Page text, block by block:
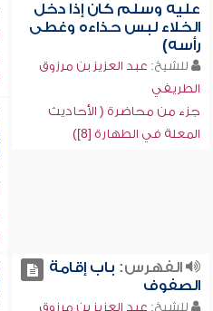
عليه وسلم كان إذا دخل
الخلاء لبس حذاءه وغطى
رأسه)
للشيخ: عبد العزيز بن مرزوق
الطريفي
جزء من محاضرة ( الأحاديث
المعلة في الطهارة [8])
الفهرس: باب إقامة
الصفوف
للشيخ: عبد العزيز بن مرزوق